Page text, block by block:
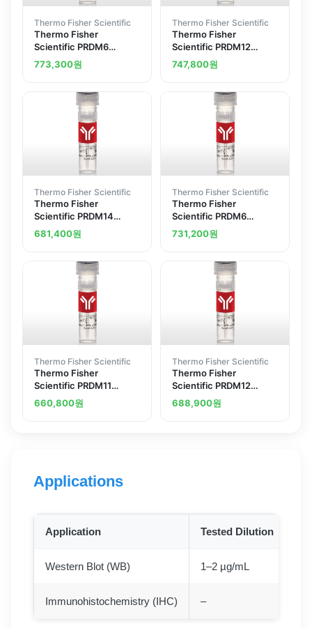
Thermo Fisher Scientific
Thermo Fisher
Scientific PRDM6
Polyclonal Antibody
773,300원
Thermo Fisher Scientific
Thermo Fisher
Scientific PRDM12
Polyclonal Antibody
747,800원
Thermo Fisher Scientific
Thermo Fisher
Scientific PRDM14
Polyclonal Antibody
681,400원
Thermo Fisher Scientific
Thermo Fisher
Scientific PRDM6
Polyclonal Antibody
731,200원
Thermo Fisher Scientific
Thermo Fisher
Scientific PRDM11
Polyclonal Antibody
660,800원
Thermo Fisher Scientific
Thermo Fisher
Scientific PRDM12
Polyclonal Antibody
688,900원
Applications
Application Tested Dilution
Western Blot (WB) 1–2 µg/mL
Immunohistochemistry (IHC) –